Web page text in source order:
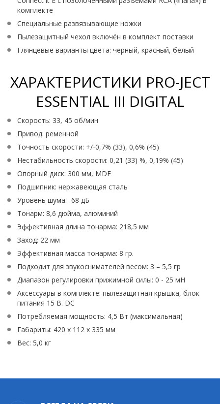
комплекте
Специальные развязывающие ножки
Пылезащитный чехол включён в комплект поставки
Глянцевые варианты цвета: черный, красный, белый
ХАРАКТЕРИСТИКИ PRO-JECT
ESSENTIAL III DIGITAL
Скорость: 33, 45 об/мин
Привод: ременной
Точность скорости: +/-0,7% (33), 0,6% (45)
Нестабильность скорости: 0,21 (33) %, 0,19% (45)
Опорный диск: 300 мм, MDF
Подшипник: нержавеющая сталь
Уровень шума: -68 дБ
Тонарм: 8,6 дюйма, алюминий
Эффективная длина тонарма: 218,5 мм
Заход: 22 мм
Эффективная масса тонарма: 8 гр.
Подходит для звукоснимателей весом: 3 – 5,5 гр
Диапазон регулировки прижимной силы: 0 - 25 мН
Аксессуары в комплекте: пылезащитная крышка, блок
питания 15 В. DC
Потребляемая мощность: 4,5 Вт (максимальная)
Габариты: 420 х 112 х 335 мм
Вес: 5,0 кг